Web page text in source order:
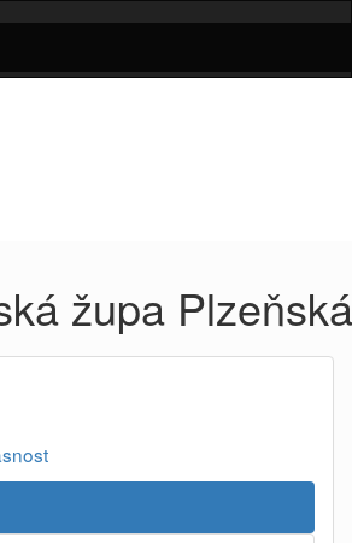
župa Plzeňská